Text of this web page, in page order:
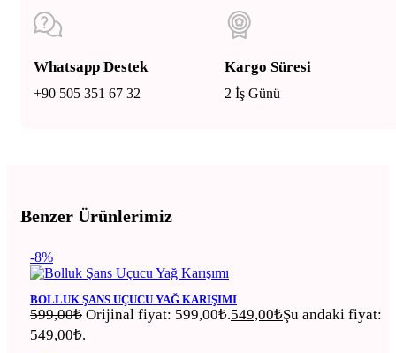
Whatsapp Destek
+90 505 351 67 32
Kargo Süresi
2 İş Günü
Benzer Ürünlerimiz
-8%
BOLLUK ŞANS UÇUCU YAĞ KARIŞIMI
599,00₺ Orijinal fiyat: 599,00₺.549,00₺Şu andaki fiyat:
549,00₺.